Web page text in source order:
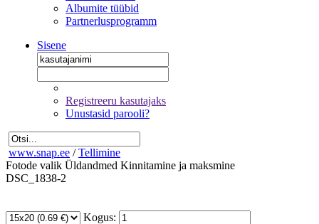
Albumite tüübid
Partnerlusprogramm
Sisene
Registreeru kasutajaks
Unustasid parooli?
www.snap.ee / Tellimine
Fotode valik Üldandmed Kinnitamine ja maksmine
DSC_1838-2
Kogus: